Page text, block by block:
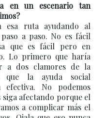
en un escenario tan
esa ruta ayudando al
a paso. No es fácil
que es fácil pero en
Lo primero que haría
a dos clamores de la
que la ayuda social
efectiva. No podemos
afectando porque el
a complicar más el